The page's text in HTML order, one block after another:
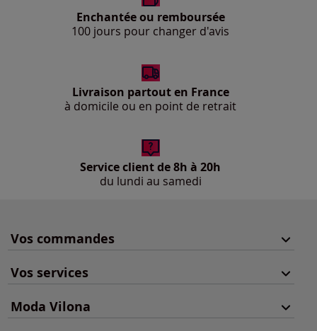
Enchantée ou remboursée
100 jours pour changer d'avis
Livraison partout en France
à domicile ou en point de retrait
Service client de 8h à 20h
du lundi au samedi
Vos commandes
Vos services
Moda Vilona